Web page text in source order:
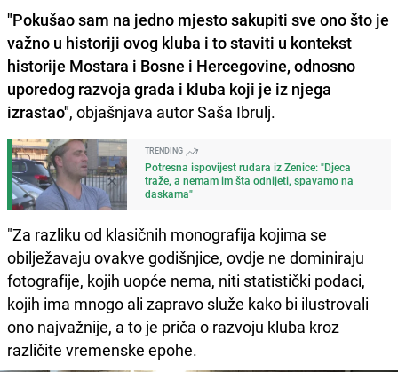
"Pokušao sam na jedno mjesto sakupiti sve ono što je
važno u historiji ovog kluba i to staviti u kontekst
historije Mostara i Bosne i Hercegovine, odnosno
uporedog razvoja grada i kluba koji je iz njega
izrastao", objašnjava autor Saša Ibrulj.
TRENDING
Potresna ispovijest rudara iz Zenice: "Djeca
traže, a nemam im šta odnijeti, spavamo na
daskama"
"Za razliku od klasičnih monografija kojima se
obilježavaju ovakve godišnjice, ovdje ne dominiraju
fotografije, kojih uopće nema, niti statistički podaci,
kojih ima mnogo ali zapravo služe kako bi ilustrovali
ono najvažnije, a to je priča o razvoju kluba kroz
različite vremenske epohe.